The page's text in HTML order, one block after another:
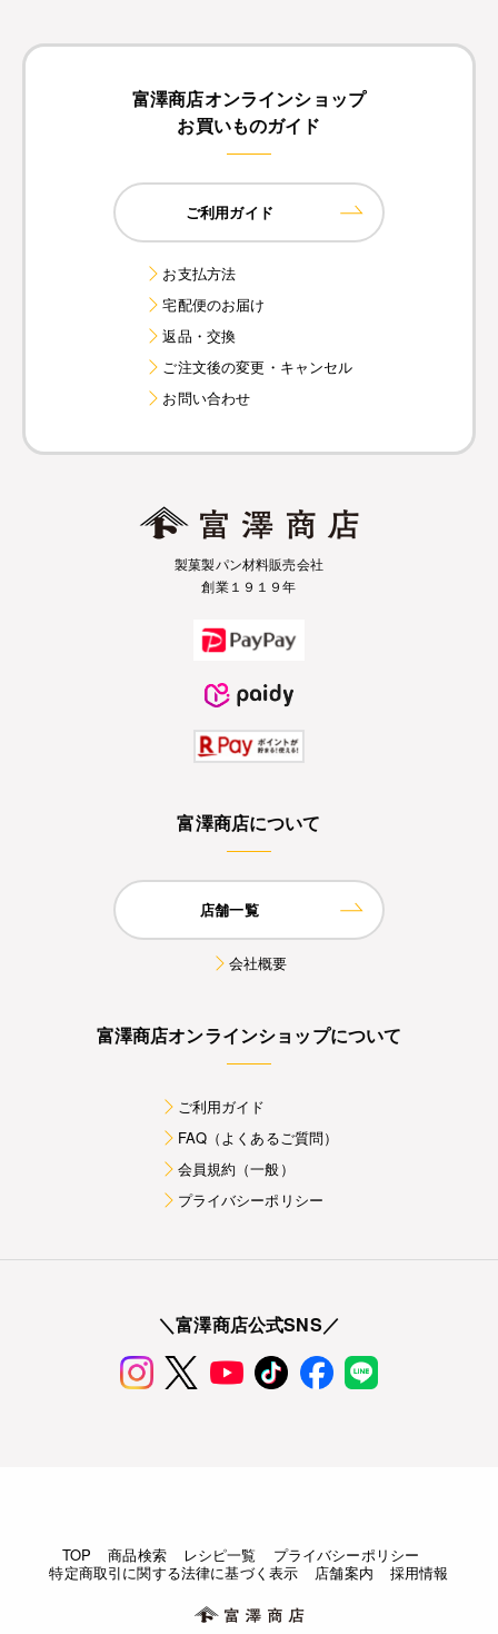
富澤商店オンラインショップ
お買いものガイド
ご利用ガイド
お支払方法
宅配便のお届け
返品・交換
ご注文後の変更・キャンセル
お問い合わせ
製菓製パン材料販売会社
創業１９１９年
富澤商店について
店舗一覧
会社概要
富澤商店オンラインショップについて
ご利用ガイド
FAQ（よくあるご質問）
会員規約（一般）
プライバシーポリシー
＼富澤商店公式SNS／
TOP 商品検索 レシピ一覧
プライバシーポリシー
特定商取引に関する法律に基づく表示
店舗案内 採用情報